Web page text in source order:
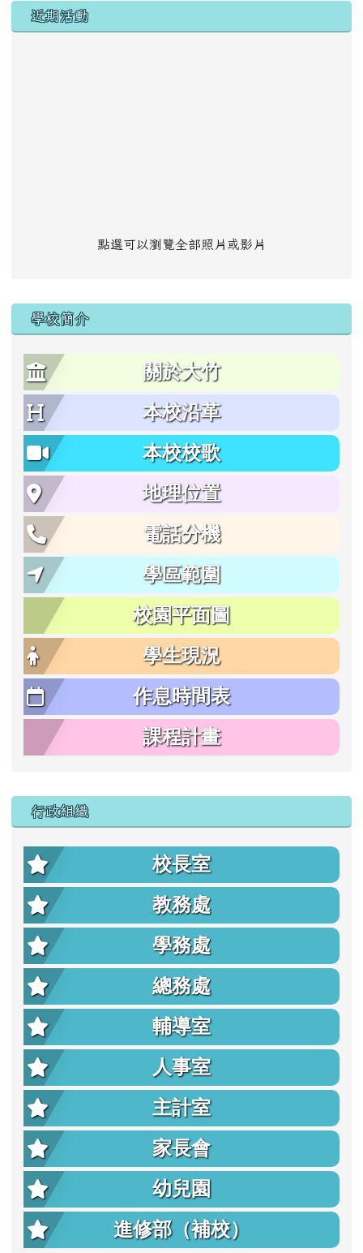
左邊區域內容
近期活動
點選可以瀏覽全部照片或影片
學校簡介
關於大竹
本校沿革
本校校歌
地理位置
電話分機
學區範圍
校園平面圖
學生現況
作息時間表
課程計畫
行政組織
校長室
教務處
學務處
總務處
輔導室
人事室
主計室
家長會
幼兒園
進修部（補校）